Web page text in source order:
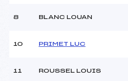
8 BLANC LOUAN
10 PRIMET LUC
11 ROUSSEL LOUIS